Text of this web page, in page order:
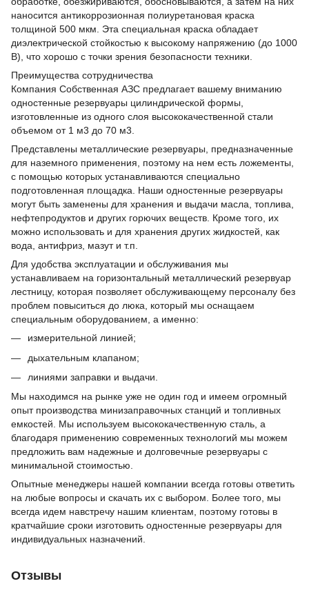
наносится антикоррозионная полиуретановая краска
толщиной 500 мкм. Эта специальная краска обладает
диэлектрической стойкостью к высокому напряжению (до 1000
В), что хорошо с точки зрения безопасности техники.
Преимущества сотрудничества
Компания Собственная АЗС предлагает вашему вниманию
одностенные резервуары цилиндрической формы,
изготовленные из одного слоя высококачественной стали
объемом от 1 м3 до 70 м3.
Представлены металлические резервуары, предназначенные
для наземного применения, поэтому на нем есть ложементы,
с помощью которых устанавливаются специально
подготовленная площадка. Наши одностенные резервуары
могут быть заменены для хранения и выдачи масла, топлива,
нефтепродуктов и других горючих веществ. Кроме того, их
можно использовать и для хранения других жидкостей, как
вода, антифриз, мазут и т.п.
Для удобства эксплуатации и обслуживания мы
устанавливаем на горизонтальный металлический резервуар
лестницу, которая позволяет обслуживающему персоналу без
проблем повыситься до люка, который мы оснащаем
специальным оборудованием, а именно:
измерительной линией;
дыхательным клапаном;
линиями заправки и выдачи.
Мы находимся на рынке уже не один год и имеем огромный
опыт производства минизаправочных станций и топливных
емкостей. Мы используем высококачественную сталь, а
благодаря применению современных технологий мы можем
предложить вам надежные и долговечные резервуары с
минимальной стоимостью.
Опытные менеджеры нашей компании всегда готовы ответить
на любые вопросы и скачать их с выбором. Более того, мы
всегда идем навстречу нашим клиентам, поэтому готовы в
кратчайшие сроки изготовить одностенные резервуары для
индивидуальных назначений.
Отзывы